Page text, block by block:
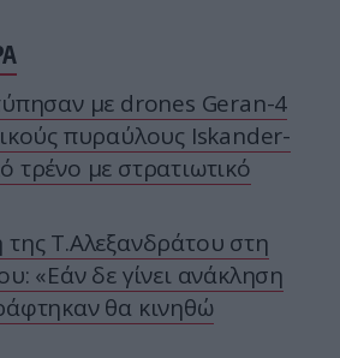
με drones Geran-4
πυραύλους Iskander-
τρένο με στρατιωτικό
Τ.Αλεξανδράτου στη
«Εάν δε γίνει ανάκληση
θα κινηθώ